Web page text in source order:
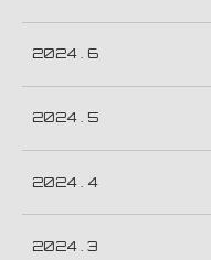
2024 . 6
2024 . 5
2024 . 4
2024 . 3